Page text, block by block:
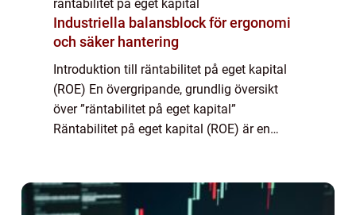
räntabilitet på eget kapital
Industriella balansblock för ergonomi
och säker hantering
Introduktion till räntabilitet på eget kapital
(ROE) En övergripande, grundlig översikt
över ”räntabilitet på eget kapital”
Räntabilitet på eget kapital (ROE) är en